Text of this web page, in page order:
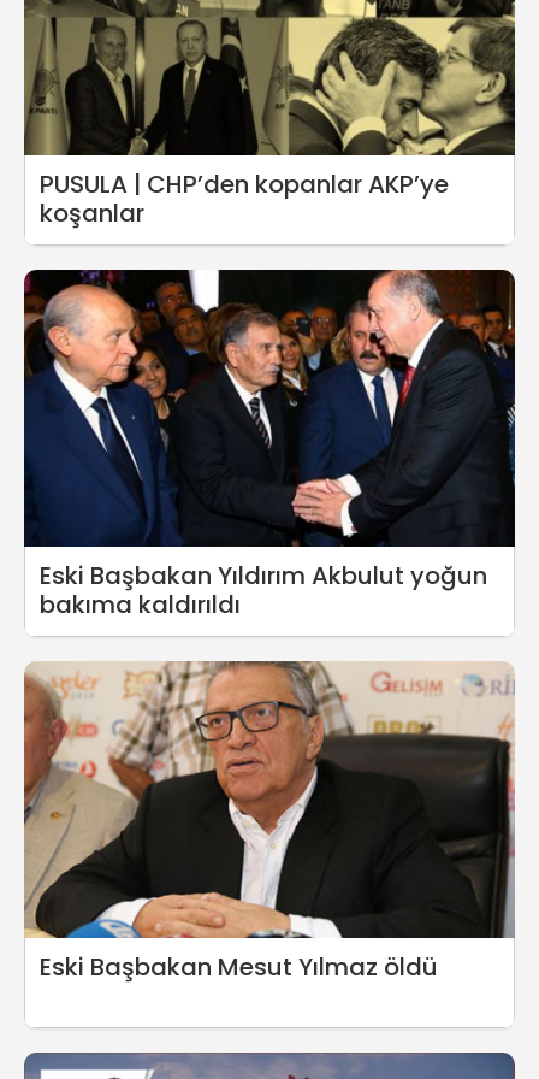
PUSULA | CHP’den kopanlar AKP’ye
koşanlar
Eski Başbakan Yıldırım Akbulut yoğun
bakıma kaldırıldı
Eski Başbakan Mesut Yılmaz öldü